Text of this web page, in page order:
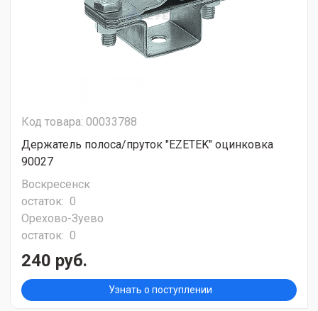
Код товара: 00033788
Держатель полоса/пруток "EZETEK" оцинковка
90027
Воскресенск
остаток: 0
Орехово-Зуево
остаток: 0
240 руб.
Узнать о поступлении